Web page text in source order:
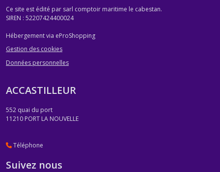
Ce site est édité par sarl comptoir maritime le cabestan.
SIREN : 52207424400024
Hébergement via eProShopping
Gestion des cookies
Données personnelles
ACCASTILLEUR
552 quai du port
11210 PORT LA NOUVELLE
Téléphone
Suivez nous